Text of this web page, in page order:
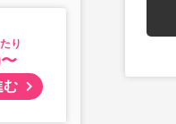
ざいま
む